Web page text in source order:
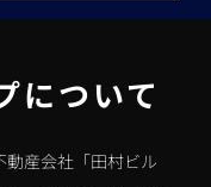
について
動産会社「田村ビル